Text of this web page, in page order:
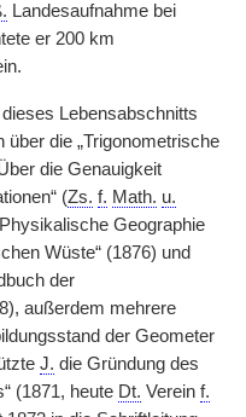
Landesaufnahme bei
er 200 km
Lebensabschnitts
die „Trigonometrische
die Genauigkeit
(Zs. f. Math. u.
Geographie
Wüste“ (1876) und
der
außerdem mehrere
der Geometer
J. die Gründung des
(1871, heute Dt. Verein f.